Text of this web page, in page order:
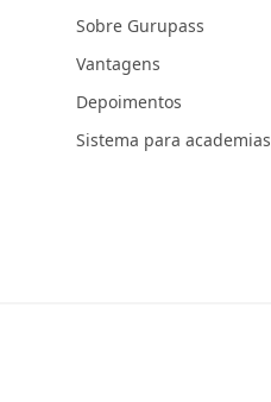
Sobre Gurupass
Vantagens
Depoimentos
Sistema para academias